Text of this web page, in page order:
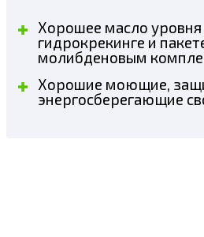
Хорошее масло уровня
гидрокрекинге и
молибденовым
Хорошие моющие,
энергосберегающие